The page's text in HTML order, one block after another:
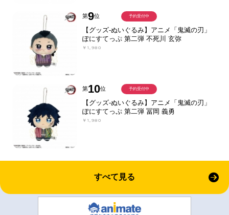
第9位
【グッズ-ぬいぐるみ】アニメ「鬼滅の刃」
ぽにすてっぷ 第二弾 不死川 玄弥
￥1,980
予約受付中
第10位
【グッズ-ぬいぐるみ】アニメ「鬼滅の刃」
ぽにすてっぷ 第二弾 冨岡 義勇
￥1,980
予約受付中
すべて見る